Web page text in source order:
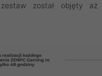
zestaw został objęty